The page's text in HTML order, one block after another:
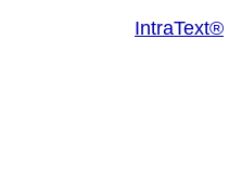
IntraText®